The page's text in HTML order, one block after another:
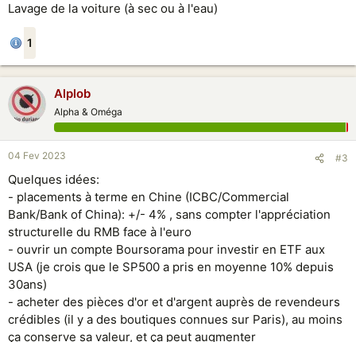
Lavage de la voiture (à sec ou à l'eau)
1
Alplob
Alpha & Oméga
04 Fev 2023 #3
Quelques idées:
- placements à terme en Chine (ICBC/Commercial
Bank/Bank of China): +/- 4% , sans compter l'appréciation
structurelle du RMB face à l'euro
- ouvrir un compte Boursorama pour investir en ETF aux
USA (je crois que le SP500 a pris en moyenne 10% depuis
30ans)
- acheter des pièces d'or et d'argent auprès de revendeurs
crédibles (il y a des boutiques connues sur Paris), au moins
ça conserve sa valeur, et ça peut augmenter